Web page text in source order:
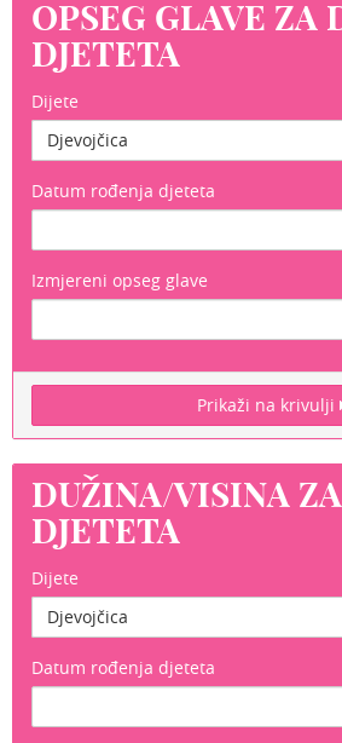
OPSEG GLAVE ZA
DJETETA
Dijete
Djevojčica
Datum rođenja djeteta
Izmjereni opseg glave
Prikaži na krivulji
DUŽINA/VISINA
DJETETA
Dijete
Djevojčica
Datum rođenja djeteta